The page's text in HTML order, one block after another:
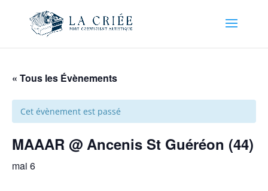
« Tous les Évènements
Cet évènement est passé
MAAAR @ Ancenis St Guéréon (44)
mai 6